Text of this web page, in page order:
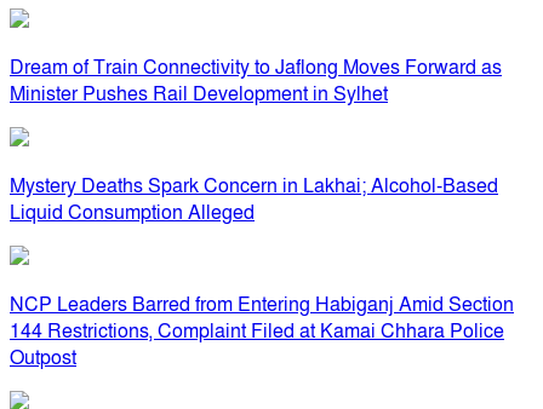
Dream of Train Connectivity to Jaflong Moves Forward as
Minister Pushes Rail Development in Sylhet
Mystery Deaths Spark Concern in Lakhai; Alcohol-Based
Liquid Consumption Alleged
NCP Leaders Barred from Entering Habiganj Amid Section
144 Restrictions, Complaint Filed at Kamai Chhara Police
Outpost